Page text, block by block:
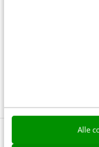
Alle
Bekijk deze topics